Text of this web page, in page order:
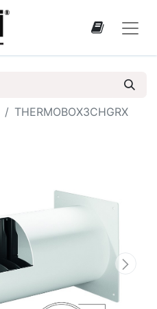
THERMOBOX3CHGRX